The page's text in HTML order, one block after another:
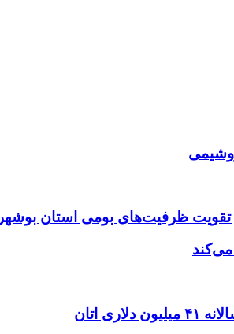
تقویت ظرفیت‌های بومی استان بوشهر
اتان